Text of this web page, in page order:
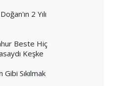
2 Yılı
Beste Hiç
Keşke
Gibi Sıkılmak